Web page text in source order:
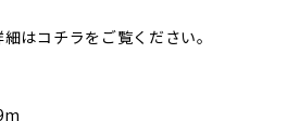
細はコチラを ご覧ください。